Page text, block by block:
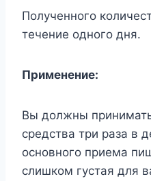
Полученного
течение одного дня.
Применение:
Вы должны
средства три раза в
основного приема
слишком густая для